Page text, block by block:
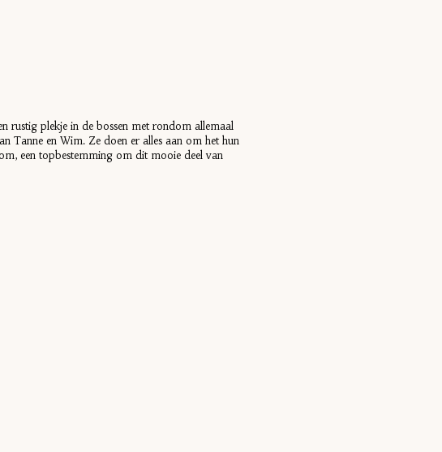
rustig plekje in de bossen met rondom allemaal
Tanne en Wim. Ze doen er alles aan om het hun
een topbestemming om dit mooie deel van